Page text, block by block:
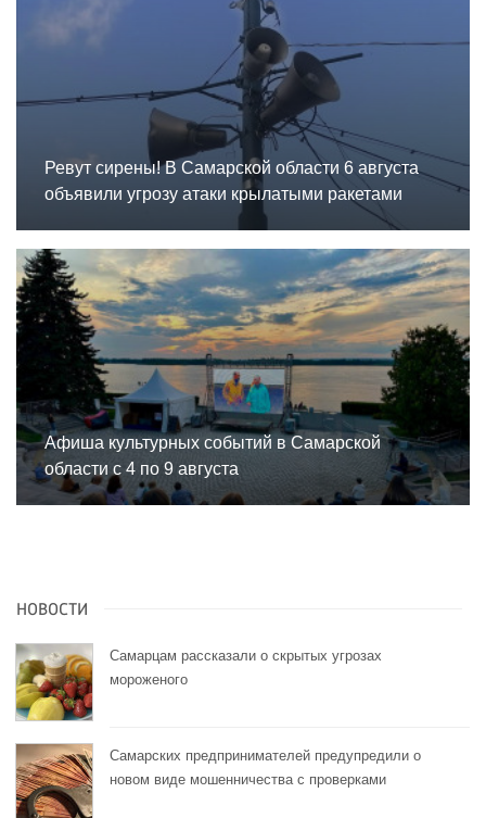
Ревут сирены! В Самарской области 6 августа
объявили угрозу атаки крылатыми ракетами
Афиша культурных событий в Самарской
области с 4 по 9 августа
НОВОСТИ
Самарцам рассказали о скрытых угрозах
мороженого
Самарских предпринимателей предупредили о
новом виде мошенничества с проверками